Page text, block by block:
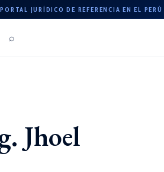
PORTAL JURÍDICO DE REFERENCIA EN EL PERÚ
⌕
Jhoel